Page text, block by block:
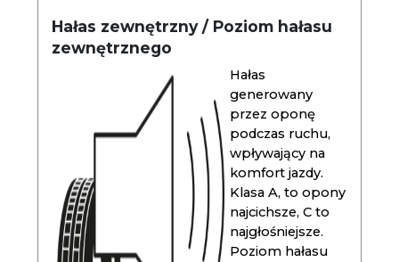
Hałas zewnętrzny / Poziom hałasu
zewnętrznego
Hałas
generowany
przez oponę
podczas ruchu,
wpływający na
komfort jazdy.
Klasa A, to opony
najcichsze, C to
najgłośniejsze.
Poziom hałasu